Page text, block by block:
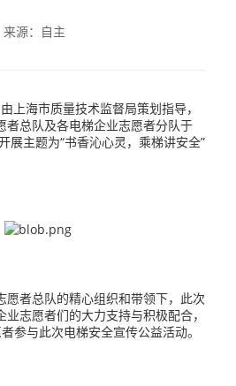
源：自主
上海市质量技术监督局策划指导，
者总队及各电梯企业志愿者分队于
展主题为“书香沁心灵，乘梯讲安全”
愿者总队的精心组织和带领下，此次
志愿者们的大力支持与积极配合，
参与此次电梯安全宣传公益活动。